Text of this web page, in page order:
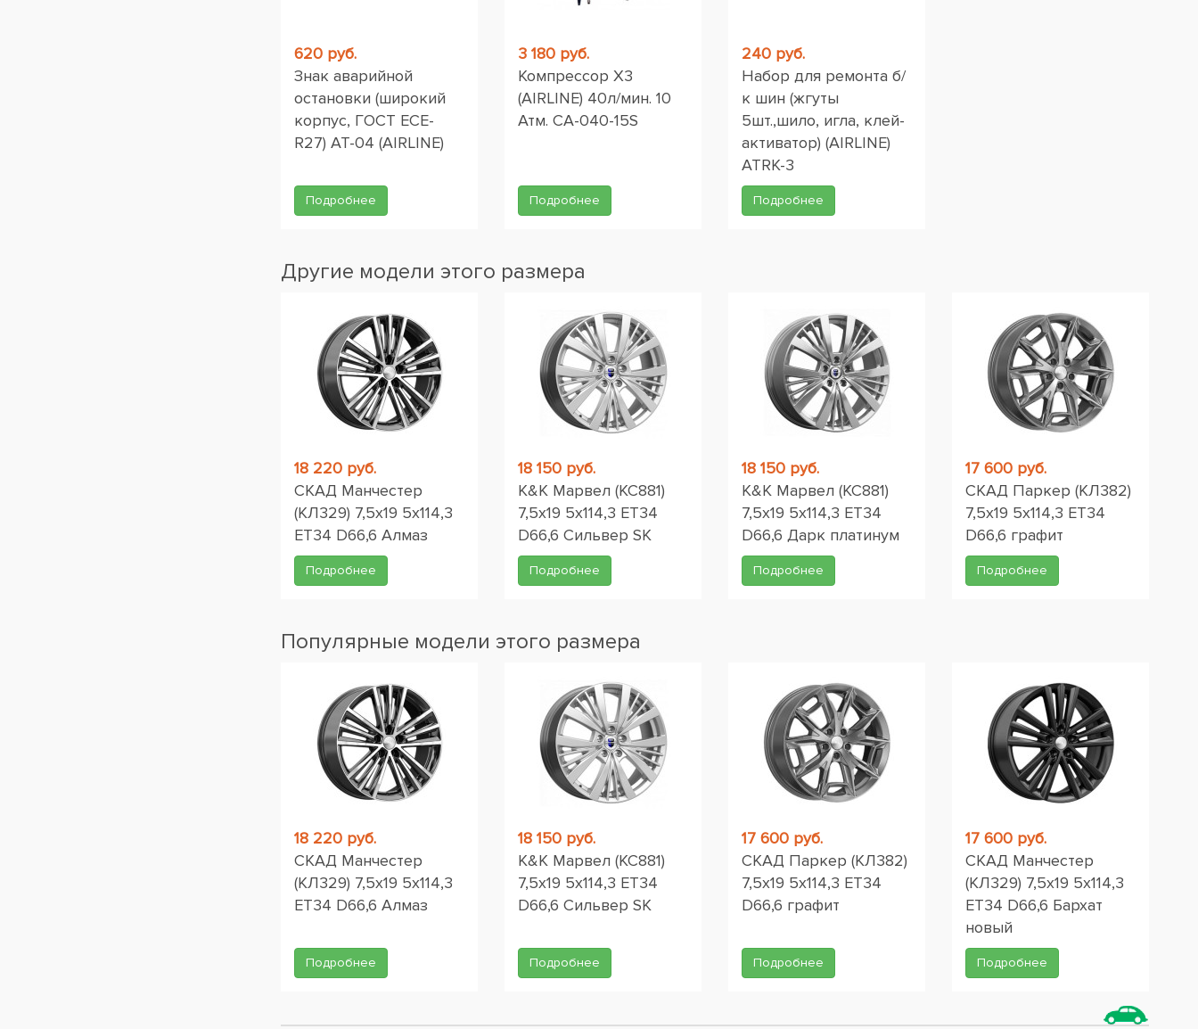
620 руб.
Знак аварийной
остановки (широкий
корпус, ГОСТ ЕСЕ-
R27) AT-04 (AIRLINE)
Подробнее
3 180 руб.
Компрессор X3
(AIRLINE) 40л/мин. 10
Атм. CA-040-15S
Подробнее
240 руб.
Набор для ремонта б/
к шин (жгуты
5шт.,шило, игла, клей-
активатор) (AIRLINE)
ATRK-3
Подробнее
Другие модели этого размера
18 220 руб.
СКАД Манчестер
(КЛ329) 7,5x19 5x114,3
ET34 D66,6 Алмаз
Подробнее
18 150 руб.
K&K Марвел (КС881)
7,5x19 5x114,3 ET34
D66,6 Сильвер SK
Подробнее
18 150 руб.
K&K Марвел (КС881)
7,5x19 5x114,3 ET34
D66,6 Дарк платинум
Подробнее
17 600 руб.
СКАД Паркер (КЛ382)
7,5x19 5x114,3 ET34
D66,6 графит
Подробнее
Популярные модели этого размера
18 220 руб.
СКАД Манчестер
(КЛ329) 7,5x19 5x114,3
ET34 D66,6 Алмаз
Подробнее
18 150 руб.
K&K Марвел (КС881)
7,5x19 5x114,3 ET34
D66,6 Сильвер SK
Подробнее
17 600 руб.
СКАД Паркер (КЛ382)
7,5x19 5x114,3 ET34
D66,6 графит
Подробнее
17 600 руб.
СКАД Манчестер
(КЛ329) 7,5x19 5x114,3
ET34 D66,6 Бархат
новый
Подробнее